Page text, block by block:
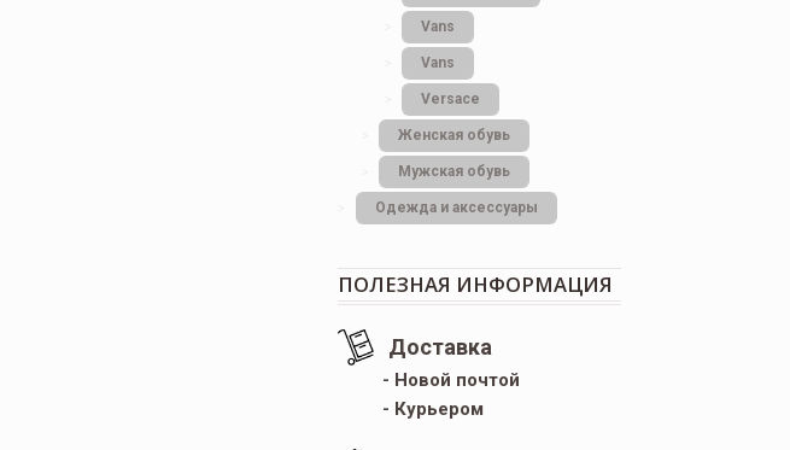
Vans
Vans
Versace
Женская обувь
Мужская обувь
Одежда и аксессуары
ПОЛЕЗНАЯ ИНФОРМАЦИЯ
Доставка
- Новой почтой
- Курьером